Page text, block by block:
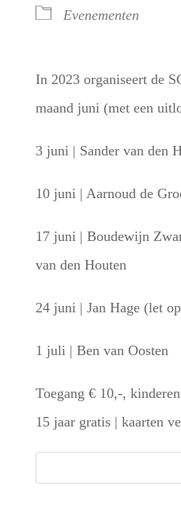
Evenementen
In 2023 organiseert de
maand juni (met een
3 juni | Sander van den
10 juni | Aarnoud de
17 juni | Boudewijn
van den Houten
24 juni | Jan Hage (let
1 juli | Ben van Oosten
Toegang € 10,-,
15 jaar gratis | kaarten